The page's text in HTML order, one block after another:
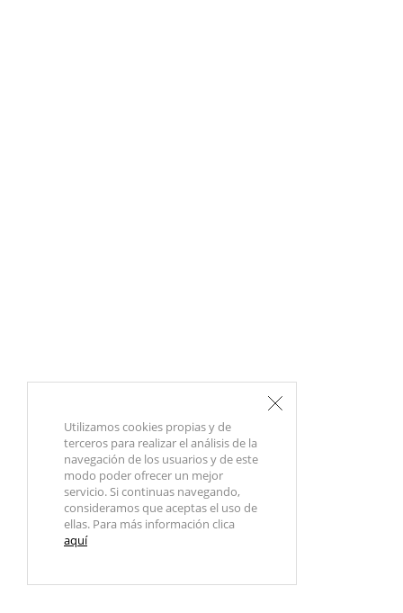
Utilizamos cookies propias y de
terceros para realizar el análisis de la
navegación de los usuarios y de este
modo poder ofrecer un mejor
servicio. Si continuas navegando,
consideramos que aceptas el uso de
ellas. Para más información clica
aquí